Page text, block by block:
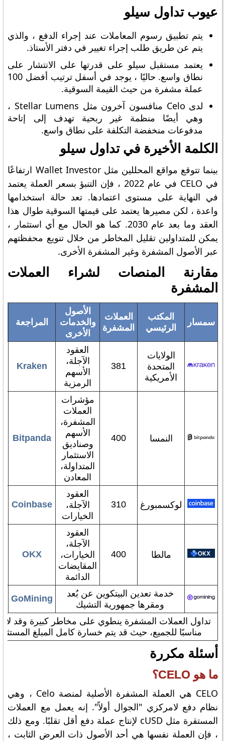
عيوب تداول سيلو
يتم تطبيق رسوم المعاملات عند إجراء الدفع ، والذي
يتم عن طريق طلب إجراء تغيير في دفتر الأستاذ.
يعتمد مستقبل سيلو على قدرتها على الانتشار على
نطاق واسع. حاليًا ، يوجد في أسفل ترتيب أفضل 100
عملة مشفرة من حيث القيمة السوقية.
لدى Celo منافسون آخرون مثل Stellar Lumens ،
وهي أيضًا منظمة غير ربحية تهدف إلى إتاحة
مدفوعات منخفضة التكلفة على نطاق واسع.
الكلمة الأخيرة في تداول سيلو
بينما تتوقع مواقع المحللين مثل Wallet Investor ارتفاعًا
في CELO في عام 2022 ، فإن التنبؤ بسعر العملة يعتمد
في النهاية على مستوى اعتمادها. تعد حالة استخدامها
واعدة ، لكن مصيرها يعتمد على قيمتها السوقية طوال هذا
العقد وما بعد عام 2030. كما هو الحال مع أي استثمار ،
يمكن للمتداولين تقليل المخاطر من خلال تنويع محفظتهم
عبر الأصول المشفرة وغير المشفرة الأخرى.
مقارنة المنصات لشراء العملات
المشفرة
سمسار
المكتب
الرئيسي
العملات
المشفرة
الأصول
والخدمات
الأخرى
المراجعة
الولايات
المتحدة
الأمريكية
381
العقود
الآجلة،
الأسهم
الرمزية
Kraken
النمسا 400
مؤشرات
العملات
المشفرة،
الأسهم
وصناديق
الاستثمار
المتداولة،
المعادن
Bitpanda
لوكسمبورغ 310
العقود
الآجلة،
الخيارات
Coinbase
مالطا 400
العقود
الآجلة،
الخيارات،
المقايضات
الدائمة
OKX
خدمة تعدين البيتكوين عن بُعد
ومقرها جمهورية التشيك
GoMining
تداول العملات المشفرة ينطوي على مخاطر كبيرة وقد لا
مناسبًا للجميع، حيث قد يتم خسارة كامل المبلغ
أسئلة مكررة
ما هو CELO؟
CELO هي العملة المشفرة الأصلية لمنصة Celo ، وهي
نظام دفع لامركزي "الجوال أولاً". إنه يعمل مع العملات
المستقرة مثل cUSD لإنتاج عملة دفع أقل تقلبًا. ومع ذلك
، فإن العملة نفسها هي أحد الأصول ذات العرض الثابت ،